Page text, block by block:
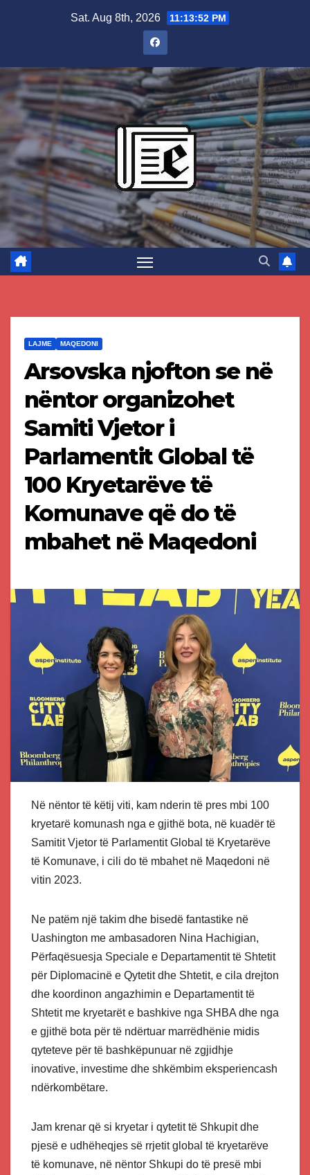
Sat. Aug 8th, 2026 11:13:53 PM
LAJME MAQEDONI
Arsovska njofton se në
nëntor organizohet
Samiti Vjetor i
Parlamentit Global të
100 Kryetarëve të
Komunave që do të
mbahet në Maqedoni
Në nëntor të këtij viti, kam nderin të pres mbi 100
kryetarë komunash nga e gjithë bota, në kuadër të
Samitit Vjetor të Parlamentit Global të Kryetarëve
të Komunave, i cili do të mbahet në Maqedoni në
vitin 2023.
Ne patëm një takim dhe bisedë fantastike në
Uashington me ambasadoren Nina Hachigian,
Përfaqësuesja Speciale e Departamentit të Shtetit
për Diplomacinë e Qytetit dhe Shtetit, e cila drejton
dhe koordinon angazhimin e Departamentit të
Shtetit me kryetarët e bashkive nga SHBA dhe nga
e gjithë bota për të ndërtuar marrëdhënie midis
qyteteve për të bashkëpunuar në zgjidhje
inovative, investime dhe shkëmbim eksperiencash
ndërkombëtare.
Jam krenar që si kryetar i qytetit të Shkupit dhe
pjesë e udhëheqjes së rrjetit global të kryetarëve
të komunave, në nëntor Shkupi do të presë mbi